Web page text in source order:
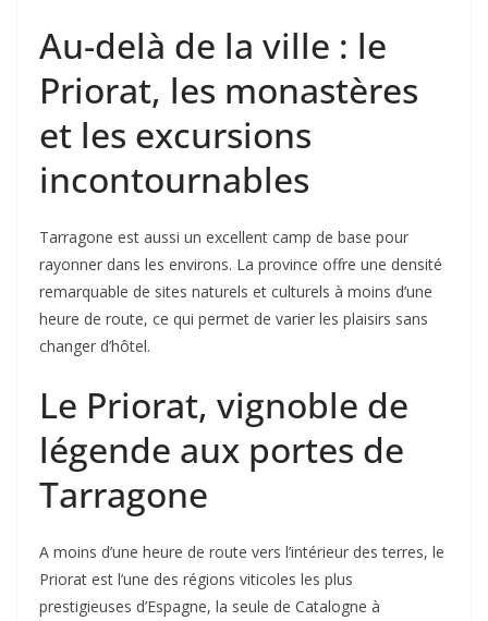
Au-delà de la ville : le
Priorat, les monastères
et les excursions
incontournables
Tarragone est aussi un excellent camp de base pour
rayonner dans les environs. La province offre une densité
remarquable de sites naturels et culturels à moins d’une
heure de route, ce qui permet de varier les plaisirs sans
changer d’hôtel.
Le Priorat, vignoble de
légende aux portes de
Tarragone
A moins d’une heure de route vers l’intérieur des terres, le
Priorat est l’une des régions viticoles les plus
prestigieuses d’Espagne, la seule de Catalogne à